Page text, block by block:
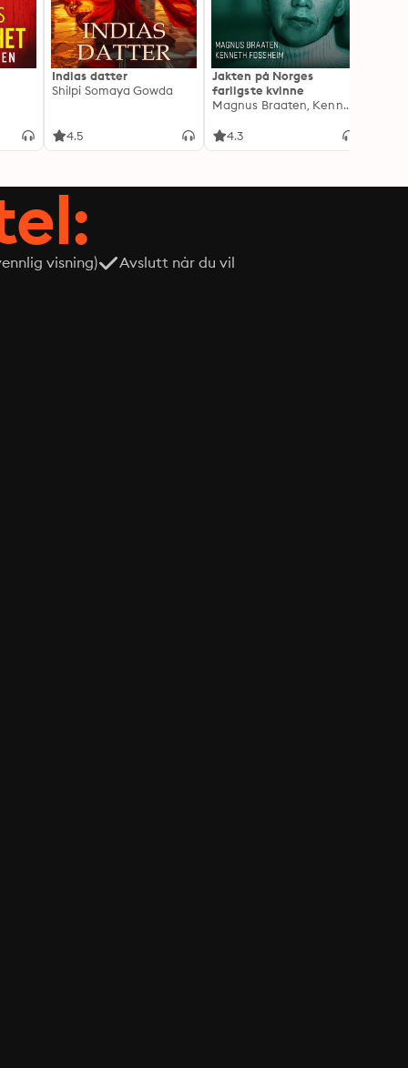
Indias datter
Shilpi Somaya Gowda
4.5
Jakten på Norges
farligste kvinne
Magnus Braaten, Kenneth Fossheim
4.3
visning) Avslutt når du vil